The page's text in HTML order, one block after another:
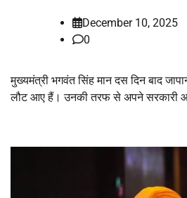
December 10, 2025
0
मुख्यमंत्री भगवंत सिंह मान दस दिन बाद
लौट आए हैं। उनकी तरफ से अपने सरकारी